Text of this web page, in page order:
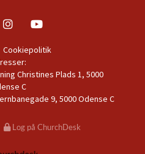
Cookiepolitik
Christines Plads 1, 5000
C
9, 5000 Odense C
Log på ChurchDesk